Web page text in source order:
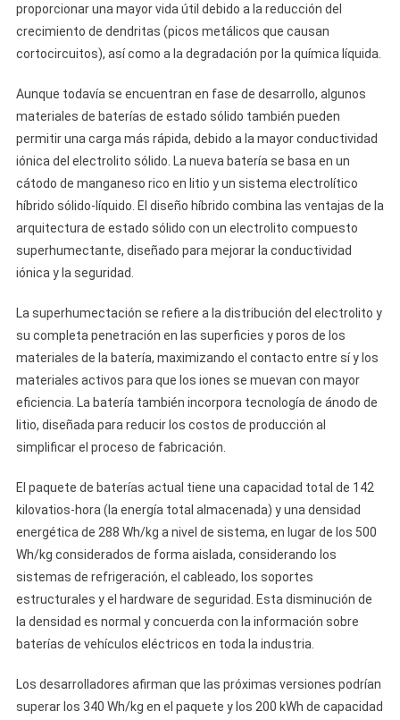
proporcionar una mayor vida útil debido a la reducción del
crecimiento de dendritas (picos metálicos que causan
cortocircuitos), así como a la degradación por la química líquida.
Aunque todavía se encuentran en fase de desarrollo, algunos
materiales de baterías de estado sólido también pueden
permitir una carga más rápida, debido a la mayor conductividad
iónica del electrolito sólido. La nueva batería se basa en un
cátodo de manganeso rico en litio y un sistema electrolítico
híbrido sólido-líquido. El diseño híbrido combina las ventajas de la
arquitectura de estado sólido con un electrolito compuesto
superhumectante, diseñado para mejorar la conductividad
iónica y la seguridad.
La superhumectación se refiere a la distribución del electrolito y
su completa penetración en las superficies y poros de los
materiales de la batería, maximizando el contacto entre sí y los
materiales activos para que los iones se muevan con mayor
eficiencia. La batería también incorpora tecnología de ánodo de
litio, diseñada para reducir los costos de producción al
simplificar el proceso de fabricación.
El paquete de baterías actual tiene una capacidad total de 142
kilovatios-hora (la energía total almacenada) y una densidad
energética de 288 Wh/kg a nivel de sistema, en lugar de los 500
Wh/kg considerados de forma aislada, considerando los
sistemas de refrigeración, el cableado, los soportes
estructurales y el hardware de seguridad. Esta disminución de
la densidad es normal y concuerda con la información sobre
baterías de vehículos eléctricos en toda la industria.
Los desarrolladores afirman que las próximas versiones podrían
superar los 340 Wh/kg en el paquete y los 200 kWh de capacidad